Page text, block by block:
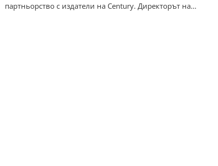
партньорство с издатели на Century. Директорът на…